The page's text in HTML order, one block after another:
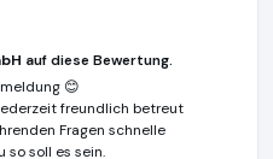
auf diese Bewertung.
😊
freundlich betreut
Fragen schnelle
so soll es sein.